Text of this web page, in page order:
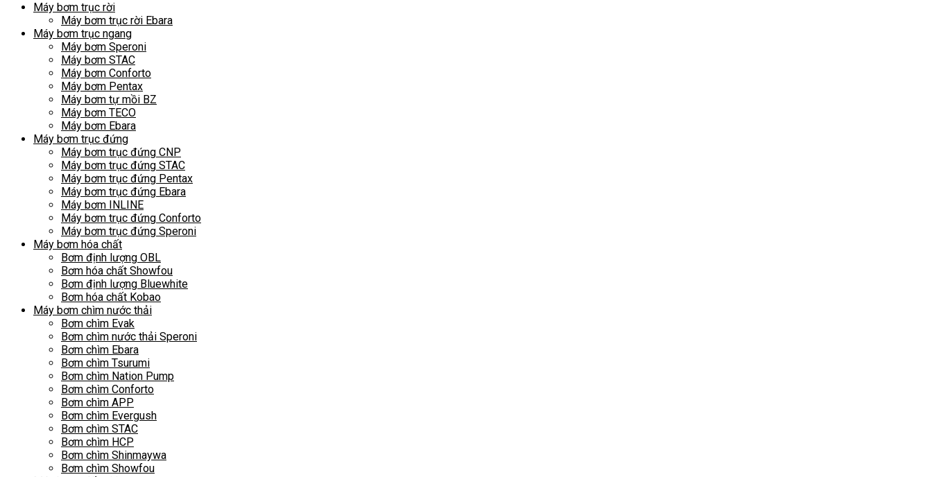
Máy bơm trục rời
Máy bơm trục rời Ebara
Máy bơm trục ngang
Máy bơm Speroni
Máy bơm STAC
Máy bơm Conforto
Máy bơm Pentax
Máy bơm tự mồi BZ
Máy bơm TECO
Máy bơm Ebara
Máy bơm trục đứng
Máy bơm trục đứng CNP
Máy bơm trục đứng STAC
Máy bơm trục đứng Pentax
Máy bơm trục đứng Ebara
Máy bơm INLINE
Máy bơm trục đứng Conforto
Máy bơm trục đứng Speroni
Máy bơm hóa chất
Bơm định lượng OBL
Bơm hóa chất Showfou
Bơm định lượng Bluewhite
Bơm hóa chất Kobao
Máy bơm chìm nước thải
Bơm chìm Evak
Bơm chìm nước thải Speroni
Bơm chìm Ebara
Bơm chìm Tsurumi
Bơm chìm Nation Pump
Bơm chìm Conforto
Bơm chìm APP
Bơm chìm Evergush
Bơm chìm STAC
Bơm chìm HCP
Bơm chìm Shinmaywa
Bơm chìm Showfou